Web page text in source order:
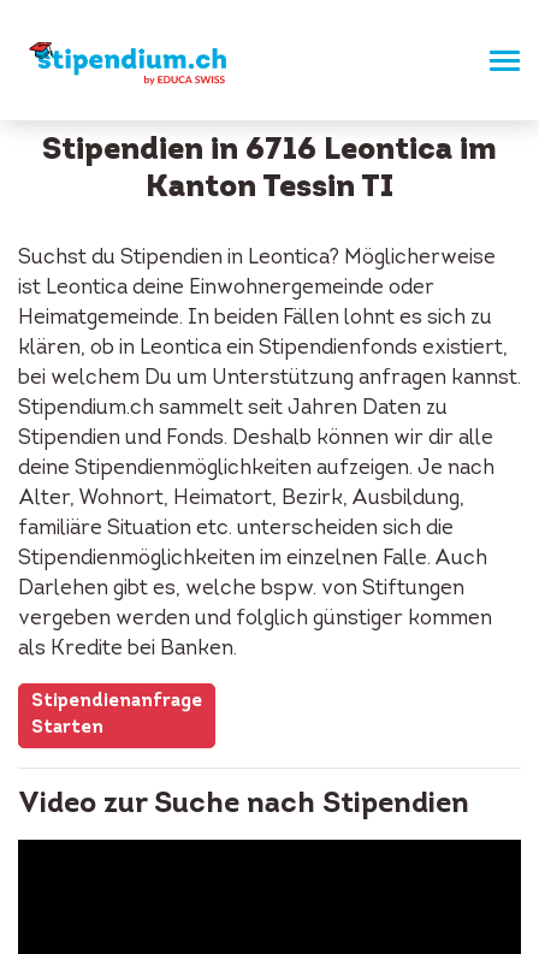
Stipendien in 6716 Leontica im
Kanton Tessin TI
Suchst du Stipendien in Leontica? Möglicherweise
ist Leontica deine Einwohnergemeinde oder
Heimatgemeinde. In beiden Fällen lohnt es sich zu
klären, ob in Leontica ein Stipendienfonds existiert,
bei welchem Du um Unterstützung anfragen kannst.
Stipendium.ch sammelt seit Jahren Daten zu
Stipendien und Fonds. Deshalb können wir dir alle
deine Stipendienmöglichkeiten aufzeigen. Je nach
Alter, Wohnort, Heimatort, Bezirk, Ausbildung,
familiäre Situation etc. unterscheiden sich die
Stipendienmöglichkeiten im einzelnen Falle. Auch
Darlehen gibt es, welche bspw. von Stiftungen
vergeben werden und folglich günstiger kommen
als Kredite bei Banken.
Stipendienanfrage
Starten
Video zur Suche nach Stipendien